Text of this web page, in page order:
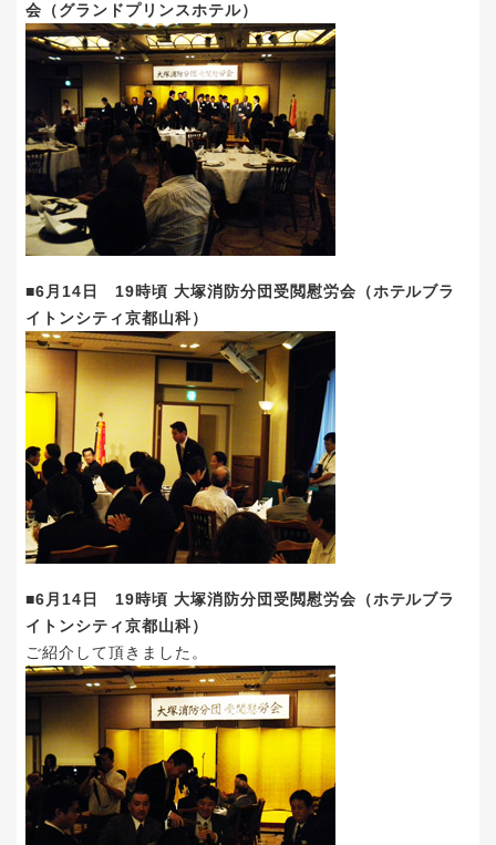
会（グランドプリンスホテル）
■6月14日 19時頃 大塚消防分団受閲慰労会（ホテルブラ
イトンシティ京都山科）
■6月14日 19時頃 大塚消防分団受閲慰労会（ホテルブラ
イトンシティ京都山科）
ご紹介して頂きました。